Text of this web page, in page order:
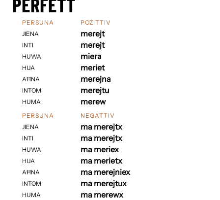
PERSUNA
JIENA
INTI
HUWA
HIJA
AĦNA
INTOM
HUMA
POŻITTIV
merejt
merejt
miera
meriet
merejna
merejtu
merew
PERSUNA
JIENA
INTI
HUWA
HIJA
AĦNA
INTOM
HUMA
NEGATTIV
ma merejtx
ma merejtx
ma meriex
ma merietx
ma merejniex
ma merejtux
ma merewx